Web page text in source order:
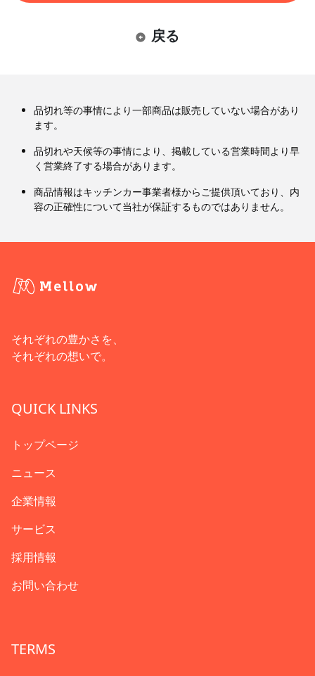
戻る
品切れ等の事情により一部商品は販売していない場合があり
ます。
品切れや天候等の事情により、掲載している営業時間より早
く営業終了する場合があります。
商品情報はキッチンカー事業者様からご提供頂いており、内
容の正確性について当社が保証するものではありません。
それぞれの豊かさを、
それぞれの想いで。
QUICK LINKS
トップページ
ニュース
企業情報
サービス
採用情報
お問い合わせ
TERMS